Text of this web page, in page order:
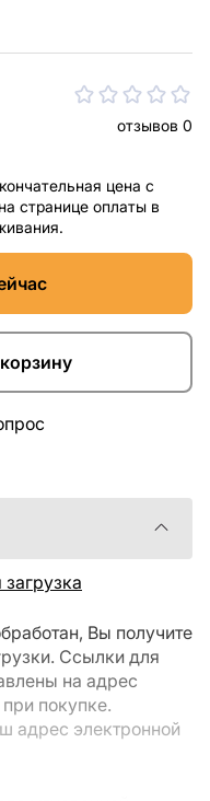
отзывов 0
цена с
странице оплаты в
Вы получите
Ссылки для
на адрес
покупке.
адрес электронной